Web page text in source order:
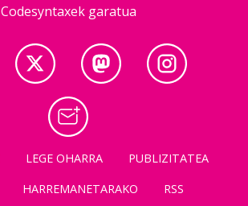
Codesyntaxek garatua
LEGE OHARRA
PUBLIZITATEA
HARREMANETARAKO RSS